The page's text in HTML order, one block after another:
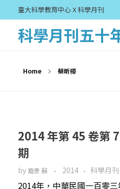
臺大科學教育中心 X 科學月刊
科學月刊五十
Home 蔡昕樺
2014 年第 45 卷第
期
by 裔彥 蘇 2014 科學月刊
2014年，中華民國一百零